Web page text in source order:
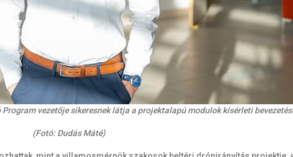
vezetője sikeresnek látja a projektalapú modulok kísérleti
(Fotó: Dudás Máté)